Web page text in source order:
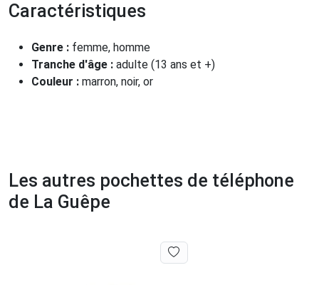
Caractéristiques
Genre : femme, homme
Tranche d'âge : adulte (13 ans et +)
Couleur : marron, noir, or
Les autres pochettes de téléphone
de La Guêpe